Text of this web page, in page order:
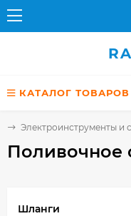
КАТАЛОГ ТОВАРОВ
Электроинструменты и
Поливочное
Шланги